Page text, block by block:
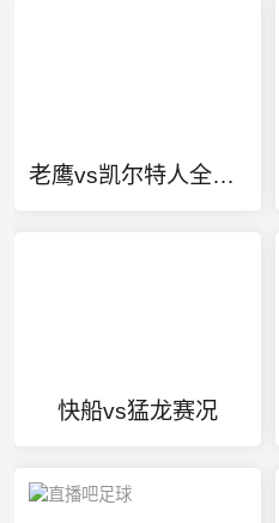
老鹰vs凯尔特人全场录像
快船vs猛龙赛况